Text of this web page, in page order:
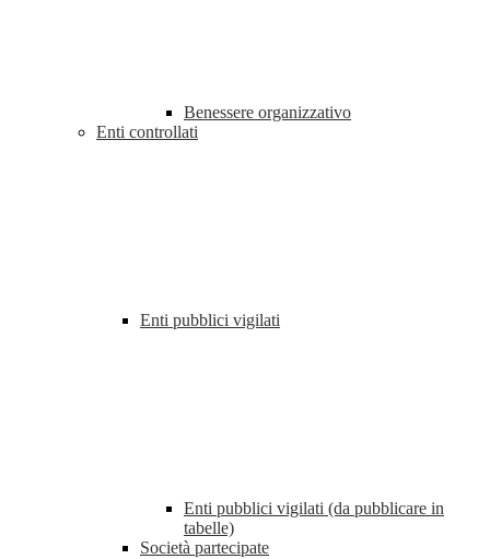
Benessere organizzativo
Enti controllati
Enti pubblici vigilati
Enti pubblici vigilati (da pubblicare in
tabelle)
Società partecipate